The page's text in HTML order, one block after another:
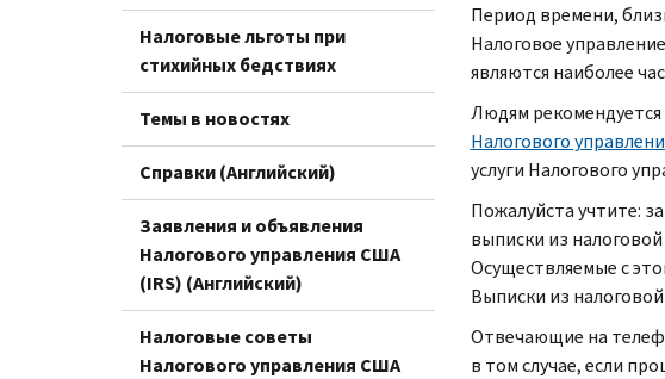
Налоговые льготы при
стихийных бедствиях
Темы в новостях
Справки (Английский)
Заявления и объявления
Налогового управления США
(IRS) (Английский)
Налоговые советы
Налогового управления США
Период времени,
Налоговое
являются наиболее
Людям рекомендуется
Налогового
услуги Налогового
Пожалуйста учтите:
выписки из
Осуществляемые с
Выписки из
Отвечающие на
в том случае, если